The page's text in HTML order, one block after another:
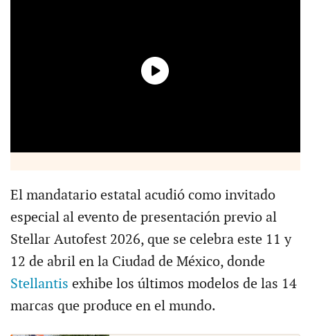
El mandatario estatal acudió como invitado
especial al evento de presentación previo al
Stellar Autofest 2026, que se celebra este 11 y
12 de abril en la Ciudad de México, donde
Stellantis exhibe los últimos modelos de las 14
marcas que produce en el mundo.